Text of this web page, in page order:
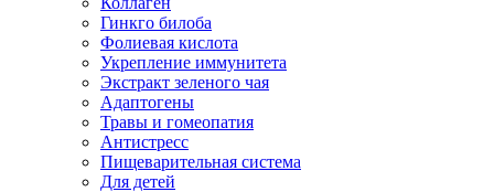
Гинкго билоба
Фолиевая кислота
Укрепление иммунитета
Экстракт зеленого чая
Адаптогены
Травы и гомеопатия
Антистресс
Пищеварительная система
Для детей